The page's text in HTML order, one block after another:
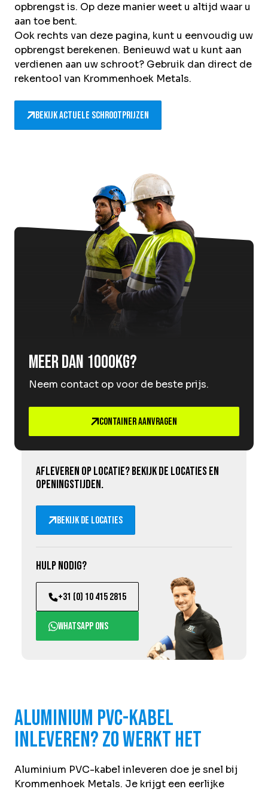
opbrengst is. Op deze manier weet u altijd waar u
aan toe bent.
Ook rechts van deze pagina, kunt u eenvoudig uw
opbrengst berekenen. Benieuwd wat u kunt aan
verdienen aan uw schroot? Gebruik dan direct de
rekentool van Krommenhoek Metals.
Bekijk actuele schrootprijzen
Meer dan 1000kg?
Neem contact op voor de beste prijs.
Container aanvragen
Afleveren op locatie? Bekijk de locaties en
openingstijden.
Bekijk de locaties
Hulp nodig?
+31 (0) 10 415 2815
WhatsApp ons
Aluminium PVC-kabel
inleveren? Zo werkt het
Aluminium PVC-kabel inleveren doe je snel bij
Krommenhoek Metals. Je krijgt een eerlijke